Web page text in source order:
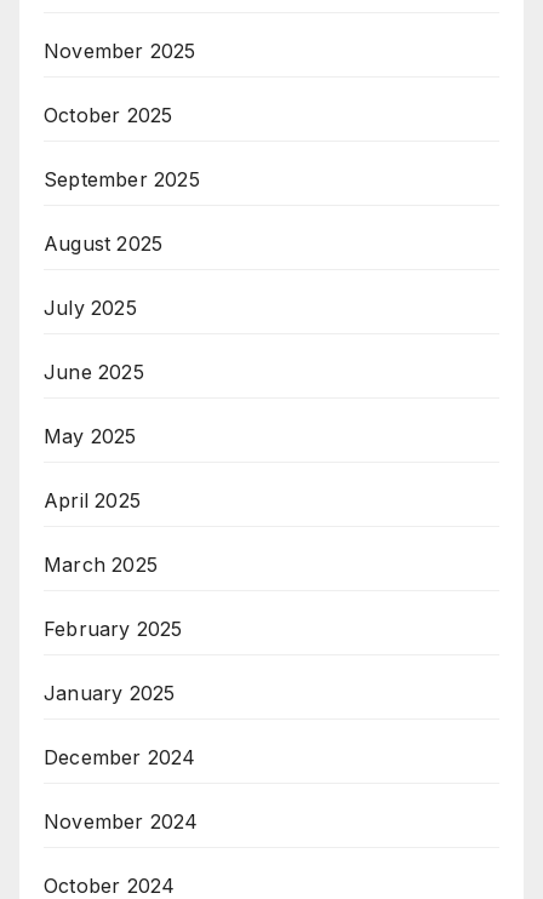
November 2025
October 2025
September 2025
August 2025
July 2025
June 2025
May 2025
April 2025
March 2025
February 2025
January 2025
December 2024
November 2024
October 2024